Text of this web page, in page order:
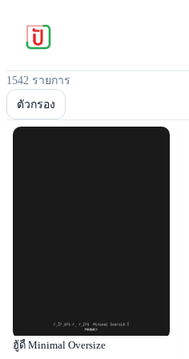
1542 รายการ
ตัวกรอง
ฮู้ดี้ Minimal Oversize